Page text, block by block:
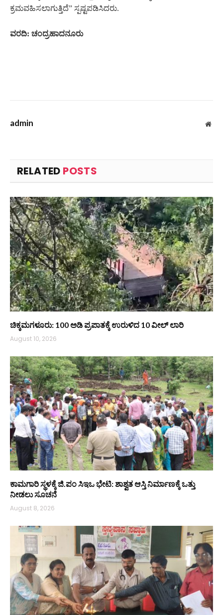
ಕ್ರಮವಹಿಸಲಾಗುತ್ತಿದೆ” ಸ್ಪಷ್ಟಪಡಿಸಿದರು.
ವರದಿ: ಚಂದ್ರಹಾದನೂರು
admin
RELATED POSTS
ಚಿಕ್ಕಮಗಳೂರು: 100 ಅಡಿ ಪ್ರಪಾತಕ್ಕೆ ಉರುಳಿದ 10 ವೀಲ್ ಲಾರಿ
August 10, 2026
ಕಾಮಗಾರಿ ಸ್ಥಳಕ್ಕೆ ಜಿ.ಪಂ ಸಿಇಒ ಭೇಟಿ: ಶಾಶ್ವತ ಆಸ್ತಿ ನಿರ್ಮಾಣಕ್ಕೆ ಒತ್ತು
ನೀಡಲು ಸೂಚನೆ
August 8, 2026